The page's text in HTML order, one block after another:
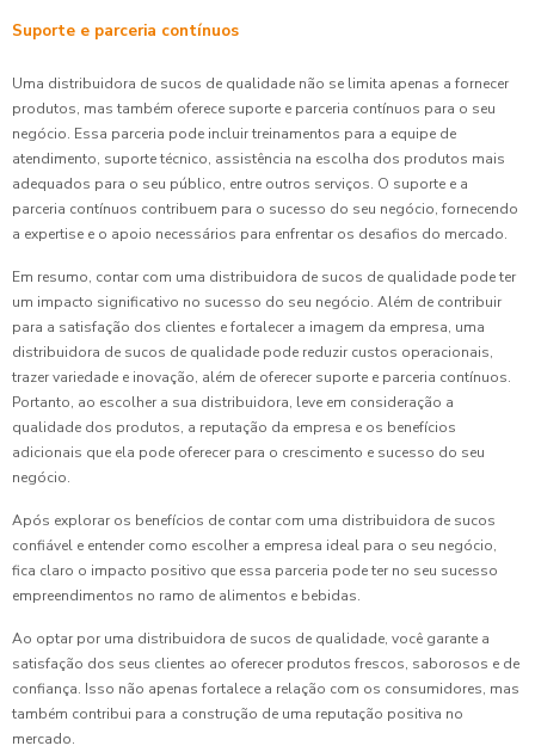
Suporte e parceria contínuos
Uma distribuidora de sucos de qualidade não se limita apenas a fornecer
produtos, mas também oferece suporte e parceria contínuos para o seu
negócio. Essa parceria pode incluir treinamentos para a equipe de
atendimento, suporte técnico, assistência na escolha dos produtos mais
adequados para o seu público, entre outros serviços. O suporte e a
parceria contínuos contribuem para o sucesso do seu negócio, fornecendo
a expertise e o apoio necessários para enfrentar os desafios do mercado.
Em resumo, contar com uma distribuidora de sucos de qualidade pode ter
um impacto significativo no sucesso do seu negócio. Além de contribuir
para a satisfação dos clientes e fortalecer a imagem da empresa, uma
distribuidora de sucos de qualidade pode reduzir custos operacionais,
trazer variedade e inovação, além de oferecer suporte e parceria contínuos.
Portanto, ao escolher a sua distribuidora, leve em consideração a
qualidade dos produtos, a reputação da empresa e os benefícios
adicionais que ela pode oferecer para o crescimento e sucesso do seu
negócio.
Após explorar os benefícios de contar com uma distribuidora de sucos
confiável e entender como escolher a empresa ideal para o seu negócio,
fica claro o impacto positivo que essa parceria pode ter no seu sucesso
empreendimentos no ramo de alimentos e bebidas.
Ao optar por uma distribuidora de sucos de qualidade, você garante a
satisfação dos seus clientes ao oferecer produtos frescos, saborosos e de
confiança. Isso não apenas fortalece a relação com os consumidores, mas
também contribui para a construção de uma reputação positiva no
mercado.